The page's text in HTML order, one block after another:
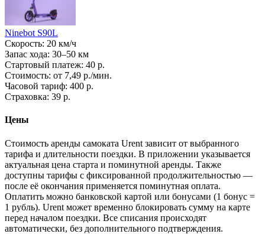
Ninebot S90L
Скорость: 20 км/ч
Запас хода: 30–50 км
Стартовый платеж: 40 р.
Стоимость: от 7,49 р./мин.
Часовой тариф: 400 р.
Страховка: 39 р.
Цены
Стоимость аренды самоката Urent зависит от выбранного
тарифа и длительности поездки. В приложении указывается
актуальная цена старта и поминутной аренды. Также
доступны тарифы с фиксированной продолжительностью —
после её окончания применяется поминутная оплата.
Оплатить можно банковской картой или бонусами (1 бонус =
1 рубль). Urent может временно блокировать сумму на карте
перед началом поездки. Все списания происходят
автоматически, без дополнительного подтверждения.